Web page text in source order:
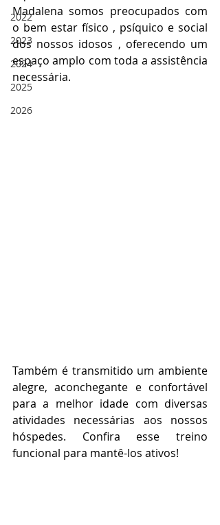
2022
2023
2024
2025
2026
Madalena somos preocupados com
o bem estar físico , psíquico e social
dos nossos idosos , oferecendo um
espaço amplo com toda a assistência
necessária.
Também é transmitido um ambiente
alegre, aconchegante e confortável
para a melhor idade com diversas
atividades necessárias aos nossos
hóspedes. Confira esse treino
funcional para mantê-los ativos!